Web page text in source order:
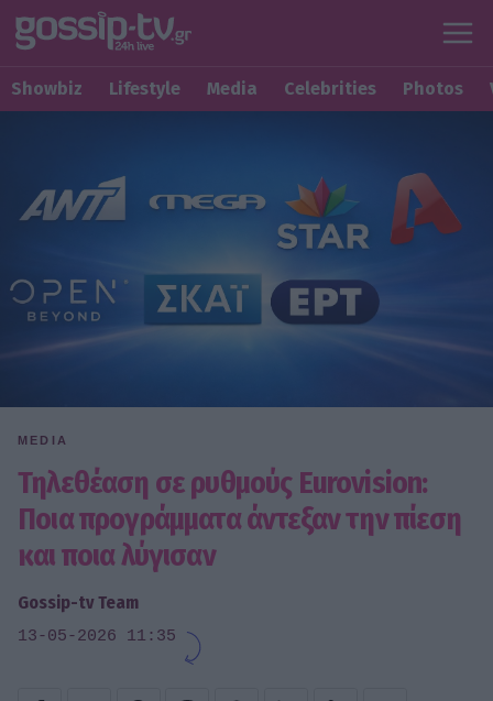
Showbiz Lifestyle Media Celebrities Photos
MEDIA
Τηλεθέαση σε ρυθμούς Eurovision:
Ποια προγράμματα άντεξαν την πίεση
και ποια λύγισαν
Gossip-tv Team
13-05-2026 11:35